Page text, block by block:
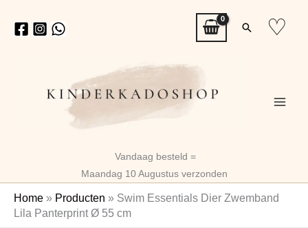
naar
Zoeken
♡
Vandaag besteld =
Maandag 10 Augustus verzonden
Home » Producten » Swim Essentials Dier Zwemband
Lila Panterprint Ø 55 cm